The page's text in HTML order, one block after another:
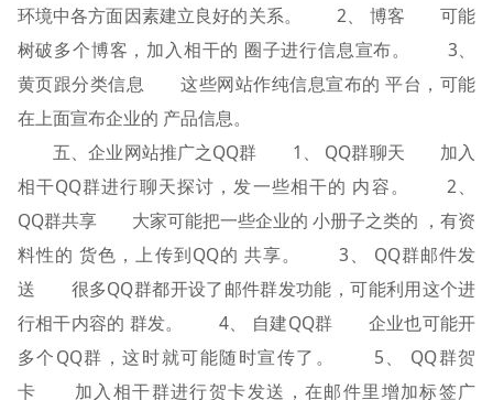
环境中各方面因素建立良好的关系。 2、 博客 可能
树破多个博客，加入相干的 圈子进行信息宣布。 3、
黄页跟分类信息 这些网站作纯信息宣布的 平台，可能
在上面宣布企业的 产品信息。
五、企业网站推广之QQ群 1、 QQ群聊天 加入
相干QQ群进行聊天探讨，发一些相干的 内容。 2、
QQ群共享 大家可能把一些企业的 小册子之类的 ，有资
料性的 货色，上传到QQ的 共享。 3、 QQ群邮件发
送 很多QQ群都开设了邮件群发功能，可能利用这个进
行相干内容的 群发。 4、 自建QQ群 企业也可能开
多个QQ群，这时就可能随时宣传了。 5、 QQ群贺
卡 加入相干群进行贺卡发送，在邮件里增加标签广